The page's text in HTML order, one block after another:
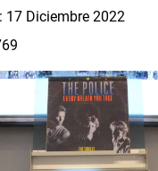
17 Diciembre 2022